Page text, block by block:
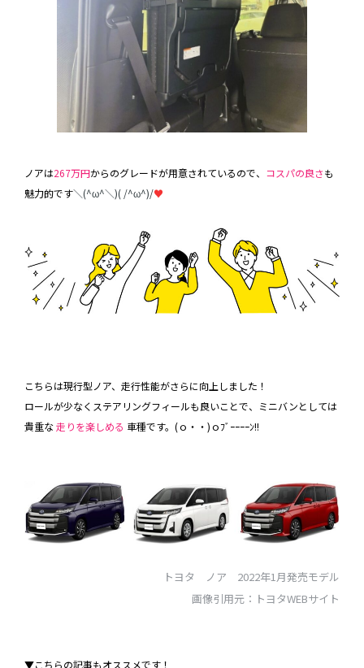
ノアは267万円からのグレードが用意されているので、 コスパの良さも
魅力的です＼(^ω^＼)( /^ω^)/♥
こちらは現行型ノア、走行性能がさらに向上しました！
ロールが少なくステアリングフィールも良いことで、ミニバンとしては
貴重な走りを楽しめる 車種です。(ｏ・・)ｏﾌﾞｰｰｰｰﾝ!!
トヨタ ノア 2022年1月発売モデル
画像引用元：トヨタWEBサイト
▼こちらの記事もオススメです！